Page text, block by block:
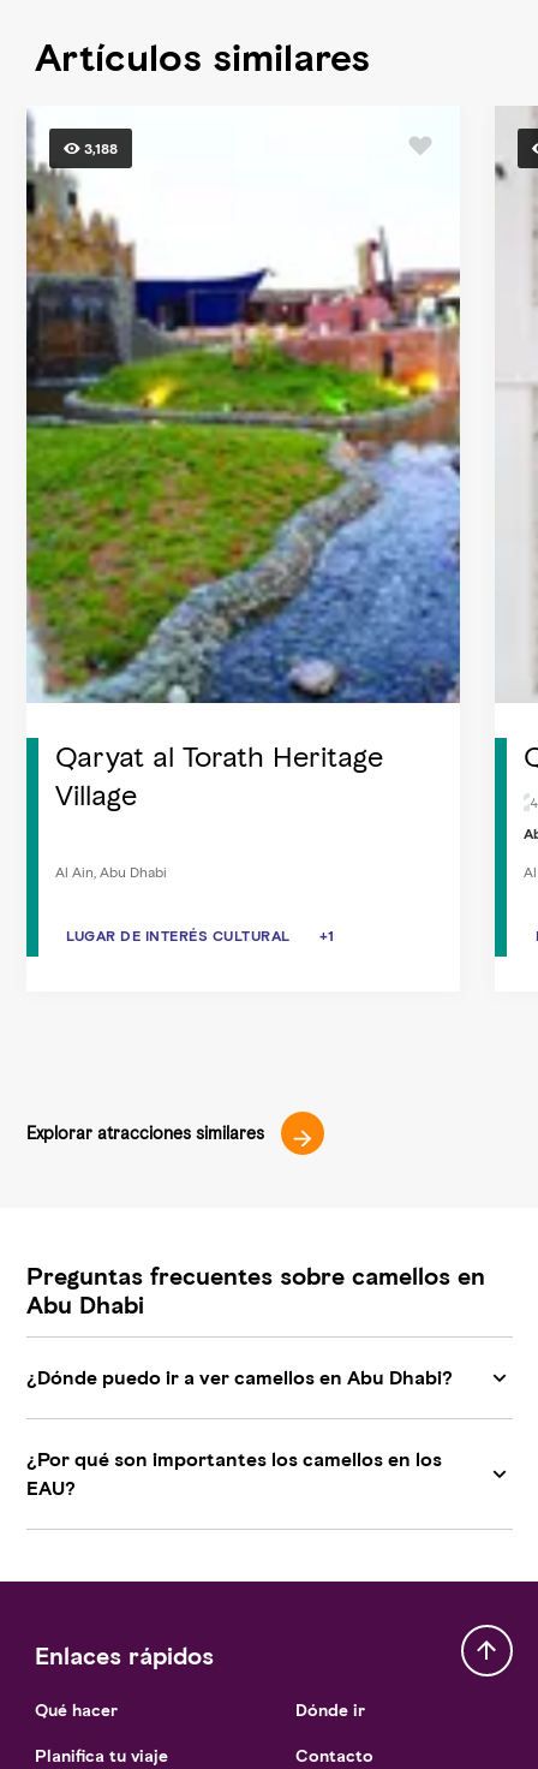
Artículos similares
3,188
Qaryat al Torath Heritage
Village
Al Ain, Abu Dhabi
LUGAR DE INTERÉS CULTURAL
LUGAR DE INTERÉS CULTURAL +1
Explorar atracciones similares
Preguntas frecuentes sobre camellos en
Abu Dhabi
¿Dónde puedo ir a ver camellos en Abu Dhabi?
¿Por qué son importantes los camellos en los
EAU?
Enlaces rápidos
Qué hacer
Planifica tu viaje
Dónde ir
Contacto